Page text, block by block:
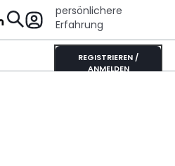
persönlichere
Erfahrung
REGISTRIEREN /
ANMELDEN